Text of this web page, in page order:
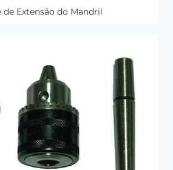
de Extensão do Mandril